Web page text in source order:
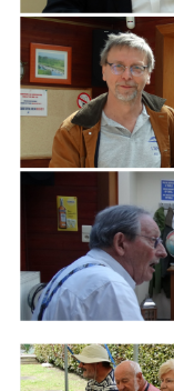
Branding
ARMCHAIR